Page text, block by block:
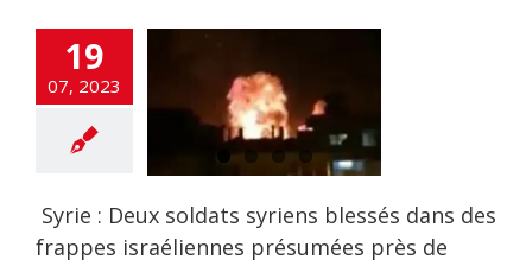
19
07, 2023
Deux soldats
blessés dans
frappes
ORIENT
TSAHAL
Syrie : Deux soldats syriens blessés dans des
frappes israéliennes présumées près de